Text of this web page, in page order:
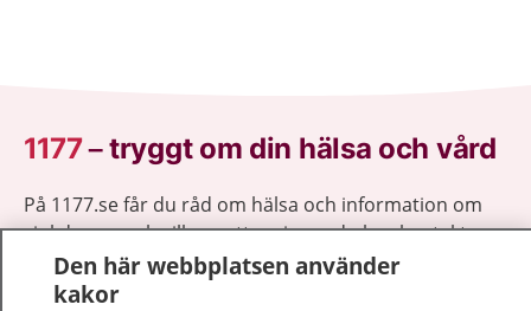
1177–tryggt om din hälsa och vård
På 1177.se får du råd om hälsa och information om
sjukdomar och vilka mottagningar du kan kontakta.
Logga in för att läsa din journal och göra dina
vårdärenden. Ring telefonnummer 1177 för
Den här webbplatsen använder
kakor